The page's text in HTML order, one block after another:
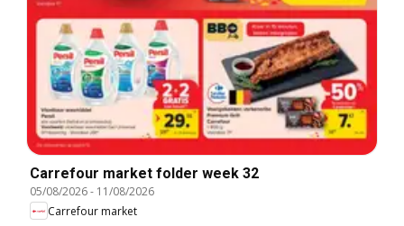
Carrefour market folder week 32
05/08/2026- 11/08/2026
Carrefour market